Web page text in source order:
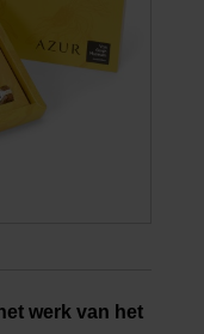
werk van het